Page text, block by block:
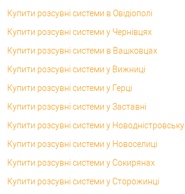
Купити розсувні системи в Овідіополі
Купити розсувні системи у Чернівцях
Купити розсувні системи в Вашковцах
Купити розсувні системи у Вижниці
Купити розсувні системи у Герці
Купити розсувні системи у Заставні
Купити розсувні системи у Новодністровську
Купити розсувні системи у Новоселиці
Купити розсувні системи у Сокирянах
Купити розсувні системи у Сторожинці